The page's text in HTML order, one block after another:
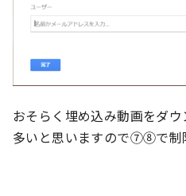
おそらく埋め込み動画をダ
多いと思いますので⑦⑧で制